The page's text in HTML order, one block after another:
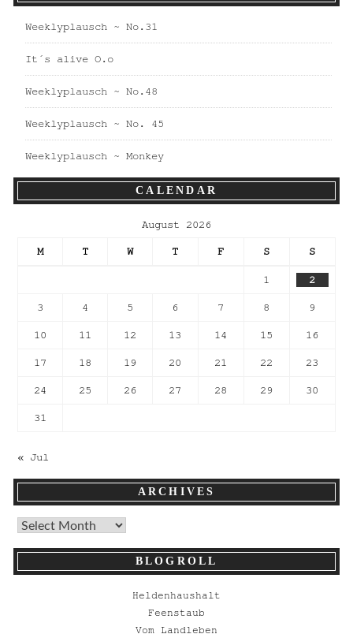
Weeklyplausch ~ No.31
It´s alive O.o
Weeklyplausch ~ No.48
Weeklyplausch ~ No. 45
Weeklyplausch ~ Monkey
CALENDAR
August 2026
M
T W T F S S
1 2
3 4 5 6 7 8 9
10 11 12 13 14 15 16
17 18 19 20 21 22 23
24 25 26 27 28 29 30
31
« Jul
ARCHIVES
BLOGROLL
Heldenhaushalt
Feenstaub
Vom Landleben